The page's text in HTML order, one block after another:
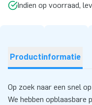
Indien op voorraad,
Productinformatie
Op zoek naar een snel
We hebben opblaasbare